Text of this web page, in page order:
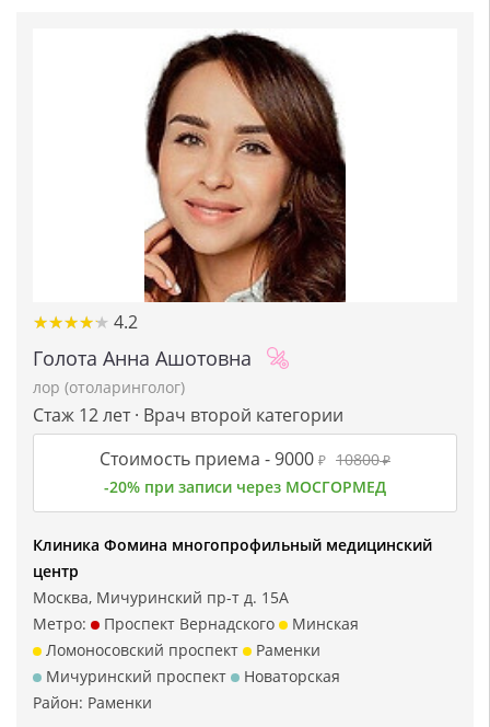
★★★★★
★★★★★ 4.2
Голота Анна Ашотовна
лор (отоларинголог)
Стаж 12 лет · Врач второй категории
Стоимость приема -9000 ₽ 10800₽
-20% при записи через МОСГОРМЕД
Клиника Фомина многопрофильный медицинский
центр
Москва, Мичуринский пр-т д. 15А
Метро:
Проспект Вернадского
Минская
Ломоносовский проспект
Раменки
Мичуринский проспект
Новаторская
Район: Раменки